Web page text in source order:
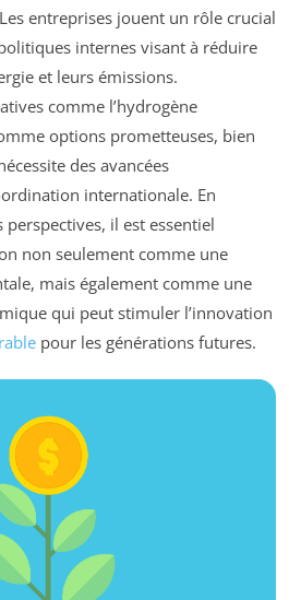
entreprises jouent un rôle crucial
internes visant à réduire
et leurs émissions.
comme l’hydrogène
options prometteuses, bien
des avancées
internationale. En
il est essentiel
non seulement comme une
mais également comme une
qui peut stimuler l’innovation
pour les générations futures.